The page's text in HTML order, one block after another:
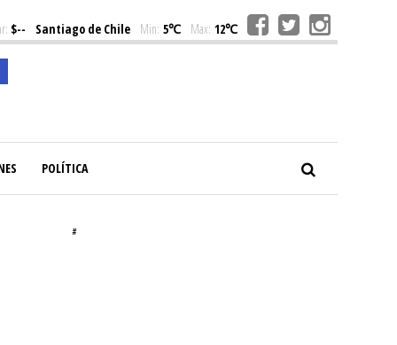
$-- Santiago de Chile Min: 5℃ Max: 12℃
POLÍTICA
#